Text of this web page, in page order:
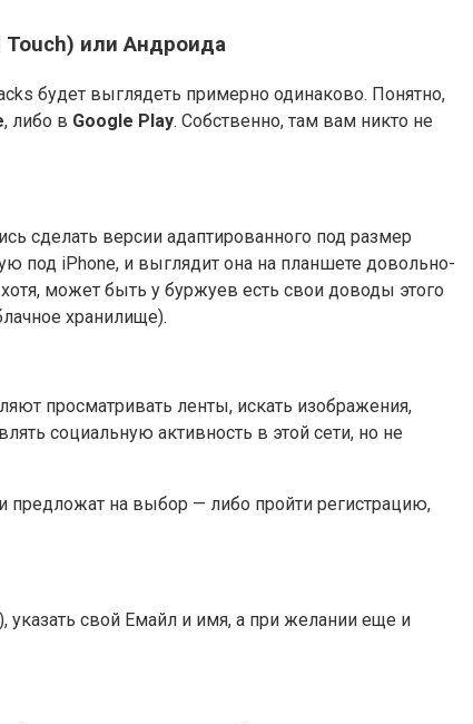
Touch) или Андроида
будет выглядеть примерно одинаково. Понятно,
, либо в Google Play. Собственно, там вам никто не
сделать версии адаптированного под размер
под iPhone, и выглядит она на планшете довольно-
может быть у буржуев есть свои доводы этого
хранилище).
просматривать ленты, искать изображения,
социальную активность в этой сети, но не
на выбор — либо пройти регистрацию,
указать свой Емайл и имя, а при желании еще и